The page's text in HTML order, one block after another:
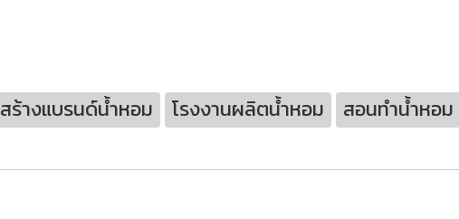
สร้างแบรนด์น้ำหอม โรงงานผลิตน้ำหอม สอนทำน้ำหอม